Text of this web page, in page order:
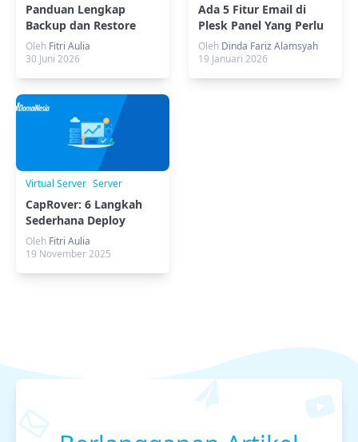
Panduan Lengkap
Backup dan Restore
MongoDB di Docker
Oleh Fitri Aulia
30 Juni 2026
Ada 5 Fitur Email di
Plesk Panel Yang Perlu
Diketahui
Oleh Dinda Fariz Alamsyah
19 Januari 2026
Virtual Server Server
CapRover: 6 Langkah
Sederhana Deploy
Aplikasi dengan Mudah
Oleh Fitri Aulia
19 November 2025